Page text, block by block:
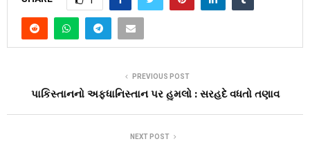
PREVIOUS POST
પાકિસ્તાનનો અફધાનિસ્તાન પર હુમલો : સરહદે વધતો તણાવ
NEXT POST